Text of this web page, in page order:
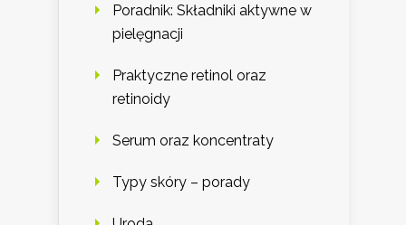
Poradnik: Składniki aktywne w
pielęgnacji
Praktyczne retinol oraz
retinoidy
Serum oraz koncentraty
Typy skóry – porady